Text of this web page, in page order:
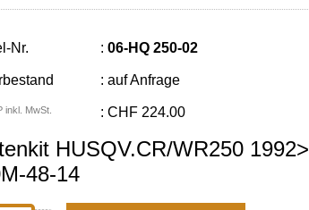
Nr. : 06-HQ 250-02
: auf Anfrage
inkl. MwSt. : CHF 224.00
HUSQV.CR/WR250 1992>
48-14